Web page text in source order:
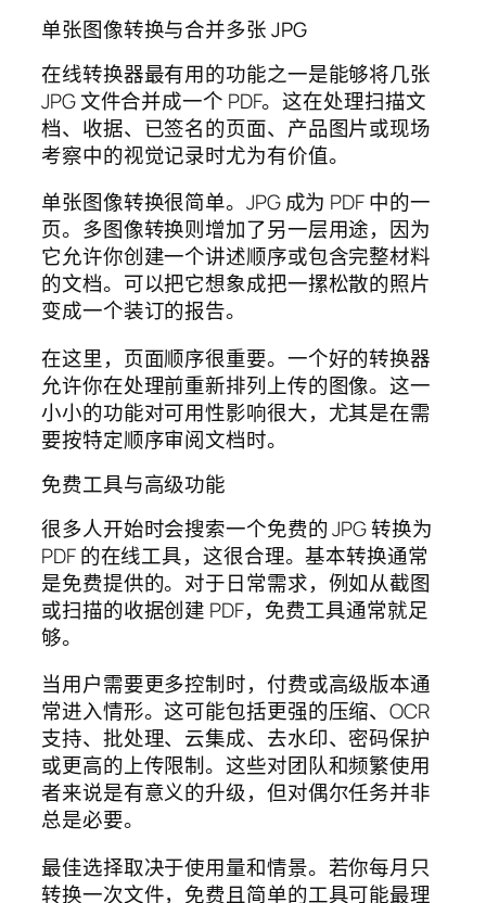
单张图像转换与合并多张 JPG
在线转换器最有用的功能之一是能够将几张
JPG 文件合并成一个 PDF。这在处理扫描文
档、收据、已签名的页面、产品图片或现场
考察中的视觉记录时尤为有价值。
单张图像转换很简单。JPG 成为 PDF 中的一
页。多图像转换则增加了另一层用途，因为
它允许你创建一个讲述顺序或包含完整材料
的文档。可以把它想象成把一摞松散的照片
变成一个装订的报告。
在这里，页面顺序很重要。一个好的转换器
允许你在处理前重新排列上传的图像。这一
小小的功能对可用性影响很大，尤其是在需
要按特定顺序审阅文档时。
免费工具与高级功能
很多人开始时会搜索一个免费的 JPG 转换为
PDF 的在线工具，这很合理。基本转换通常
是免费提供的。对于日常需求，例如从截图
或扫描的收据创建 PDF，免费工具通常就足
够。
当用户需要更多控制时，付费或高级版本通
常进入情形。这可能包括更强的压缩、OCR
支持、批处理、云集成、去水印、密码保护
或更高的上传限制。这些对团队和频繁使用
者来说是有意义的升级，但对偶尔任务并非
总是必要。
最佳选择取决于使用量和情景。若你每月只
转换一次文件，免费且简单的工具可能最理